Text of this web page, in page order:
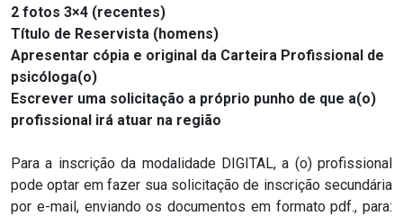
2 fotos 3×4 (recentes)
Título de Reservista (homens)
Apresentar cópia e original da Carteira Profissional de
psicóloga(o)
Escrever uma solicitação a próprio punho de que a(o)
profissional irá atuar na região
Para a inscrição da modalidade DIGITAL, a (o) profissional
pode optar em fazer sua solicitação de inscrição secundária
por e-mail, enviando os documentos em formato pdf., para: